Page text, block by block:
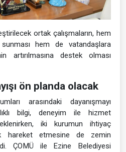
ortak çalışmaların, hem
hem de vatandaşlara
artırılmasına destek olması
ön planda olacak
arasındaki dayanışmayı
bilgi, deneyim ile hizmet
iki kurumun ihtiyaç
hareket etmesine de zemin
ÇOMÜ ile Ezine Belediyesi